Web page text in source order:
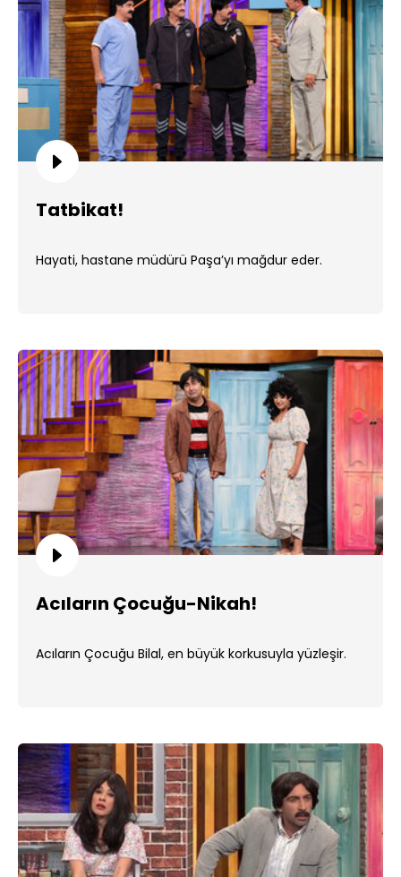
Tatbikat!
Hayati, hastane müdürü Paşa’yı mağdur eder.
Acıların Çocuğu-Nikah!
Acıların Çocuğu Bilal, en büyük korkusuyla yüzleşir.